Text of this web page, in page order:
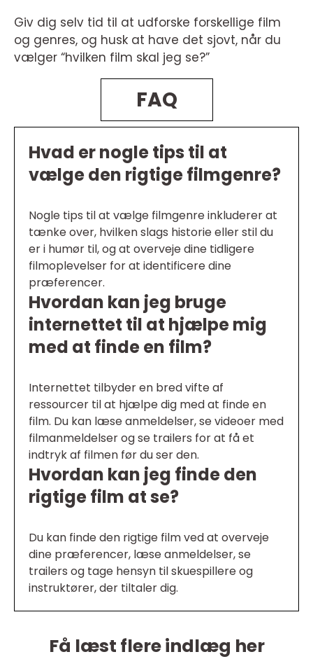
Giv dig selv tid til at udforske forskellige film
og genres, og husk at have det sjovt, når du
vælger “hvilken film skal jeg se?”
FAQ
Hvad er nogle tips til at
vælge den rigtige filmgenre?
Nogle tips til at vælge filmgenre inkluderer at
tænke over, hvilken slags historie eller stil du
er i humør til, og at overveje dine tidligere
filmoplevelser for at identificere dine
præferencer.
Hvordan kan jeg bruge
internettet til at hjælpe mig
med at finde en film?
Internettet tilbyder en bred vifte af
ressourcer til at hjælpe dig med at finde en
film. Du kan læse anmeldelser, se videoer med
filmanmeldelser og se trailers for at få et
indtryk af filmen før du ser den.
Hvordan kan jeg finde den
rigtige film at se?
Du kan finde den rigtige film ved at overveje
dine præferencer, læse anmeldelser, se
trailers og tage hensyn til skuespillere og
instruktører, der tiltaler dig.
Få læst flere indlæg her